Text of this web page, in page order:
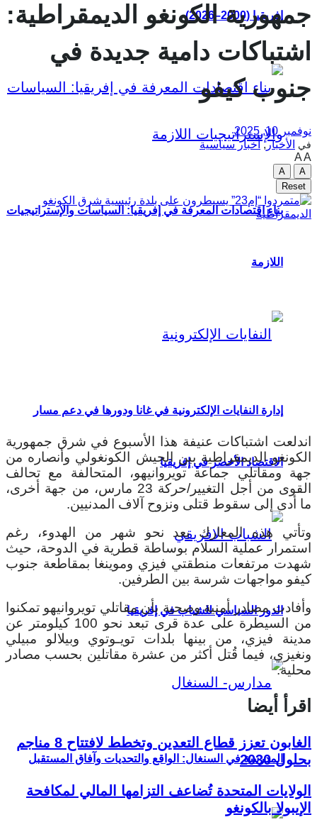
إفريقيا (2000–2026)
بناء اقتصادات المعرفة في إفريقيا: السياسات والإستراتيجيات
اللازمة
إدارة النفايات الإلكترونية في غانا ودورها في دعم مسار
الاقتصاد الأخضر في إفريقيا
الدور السياسي للشباب في إفريقيا
المدرسة في السنغال: الواقع والتحديات وآفاق المستقبل
جمهورية الكونغو الديمقراطية:
اشتباكات دامية جديدة في
جنوب كيفو
نوفمبر 10, 2025
في الأخبار,أخبار سياسية
AA
A
A
Reset
اندلعت اشتباكات عنيفة هذا الأسبوع في شرق جمهورية
الكونغو الديمقراطية بين الجيش الكونغولي وأنصاره من
جهة ومقاتلي جماعة تويروانيهو، المتحالفة مع تحالف
القوى من أجل التغيير/حركة 23 مارس، من جهة أخرى،
ما أدى إلى سقوط قتلى ونزوح آلاف المدنيين.
وتأتي هذه المعارك بعد نحو شهر من الهدوء، رغم
استمرار عملية السلام بوساطة قطرية في الدوحة، حيث
شهدت مرتفعات منطقتي فيزي وموينغا بمقاطعة جنوب
كيفو مواجهات شرسة بين الطرفين.
وأفادت مصادر أمنية وصحية بأن مقاتلي تويروانيهو تمكنوا
من السيطرة على عدة قرى تبعد نحو 100 كيلومتر عن
مدينة فيزي، من بينها بلدات تويـوتوي وبيلالو مبيلي
ونغيزي، فيما قُتل أكثر من عشرة مقاتلين بحسب مصادر
محلية.
اقرأ أيضا
الغابون تعزز قطاع التعدين وتخطط لافتتاح 8 مناجم
بحلول 2030
الولايات المتحدة تُضاعف التزامها المالي لمكافحة
الإيبولا بالكونغو